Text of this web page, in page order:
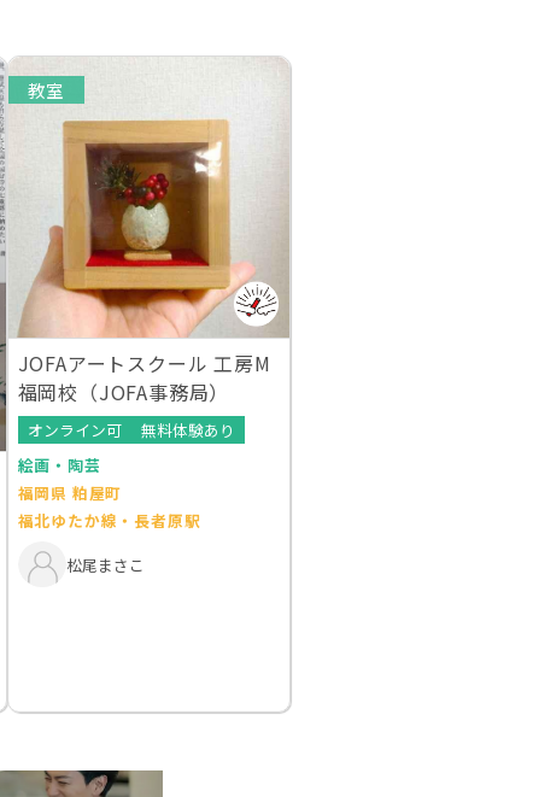
教室
JOFAアートスクール 工房M
福岡校（JOFA事務局）
オンライン可
無料体験あり
絵画・陶芸
福岡県 粕屋町
福北ゆたか線・長者原駅
松尾まさこ